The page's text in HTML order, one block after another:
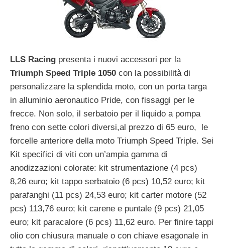
LLS Racing presenta i nuovi accessori per la
Triumph Speed Triple 1050 con la possibilità di
personalizzare la splendida moto, con un porta targa
in alluminio aeronautico Pride, con fissaggi per le
frecce. Non solo, il serbatoio per il liquido a pompa
freno con sette colori diversi,al prezzo di 65 euro, le
forcelle anteriore della moto Triumph Speed Triple. Sei
Kit specifici di viti con un’ampia gamma di
anodizzazioni colorate: kit strumentazione (4 pcs)
8,26 euro; kit tappo serbatoio (6 pcs) 10,52 euro; kit
parafanghi (11 pcs) 24,53 euro; kit carter motore (52
pcs) 113,76 euro; kit carene e puntale (9 pcs) 21,05
euro; kit paracalore (6 pcs) 11,62 euro. Per finire tappi
olio con chiusura manuale o con chiave esagonale in